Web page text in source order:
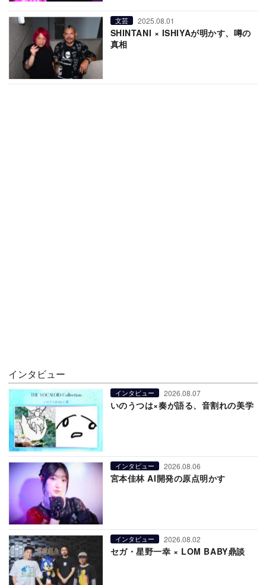
文芸 2025.08.01
SHINTANI × ISHIYAが明かす、噂の
真相
インタビュー
インタビュー 2026.08.07
いのうつは×奏が語る、音割れの美学
インタビュー 2026.08.06
宮本佳林 AI開発の原点明かす
インタビュー 2026.08.02
セガ・星野一幸 × LOM BABY鼎談